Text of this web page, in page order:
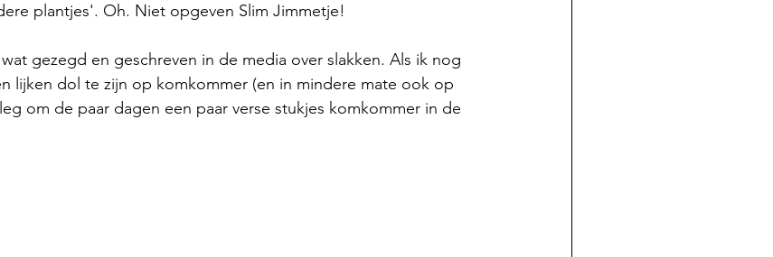
plantjes'. Oh. Niet opgeven Slim Jimmetje!
gezegd en geschreven in de media over slakken. Als ik nog
lijken dol te zijn op komkommer (en in mindere mate ook op
om de paar dagen een paar verse stukjes komkommer in de